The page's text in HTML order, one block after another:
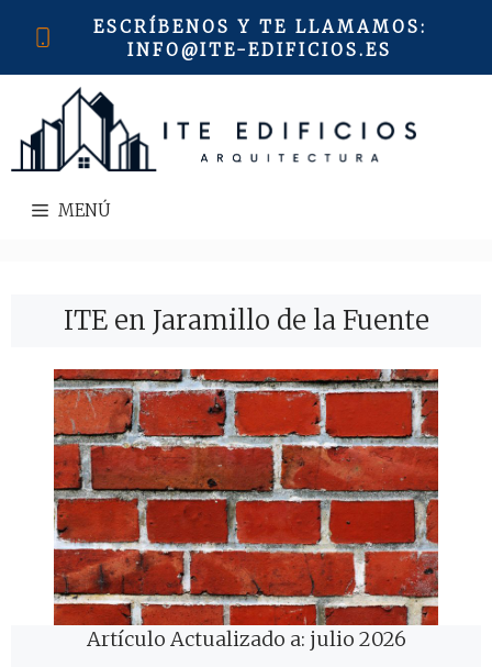
ESCRÍBENOS Y TE LLAMAMOS:
INFO@ITE-EDIFICIOS.ES
MENÚ
ITE en Jaramillo de la Fuente
Artículo Actualizado a: julio 2026